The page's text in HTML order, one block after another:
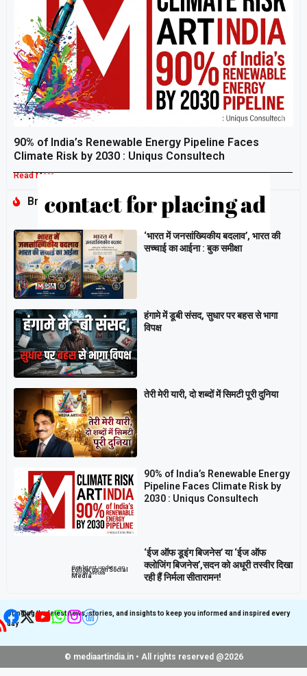
90% of India’s Renewable Energy Pipeline Faces
Climate Risk by 2030 : Uniqus Consultech
Read More »
Breaking
‘भारत में जनसांख्यिकीय बदलाव’, भारत की
सच्चाई का आईना : बुक समीक्षा
हंगामे में डूबी संसद, सुधार पर बहस से भागा
विपक्ष
तेरी मेरी यारी, दो शब्दों में सिमटी पूरी दुनिया
90% of India’s Renewable Energy
Pipeline Faces Climate Risk by
2030 : Uniqus Consultech
‘ईज ऑफ डूइंग बिजनेस’ या ‘ईज ऑफ
क्लोजिंग बिजनेस’,सदन को अधूरी तस्वीर दिखा
रही हैं निर्मला सीतारामन!
Bringing the latest news, stories, and insights to keep you informed and inspired every
day
Follow us on Social
Media
Get latest update on
Social Media
© mediaartindia.in • All rights reserved @2026